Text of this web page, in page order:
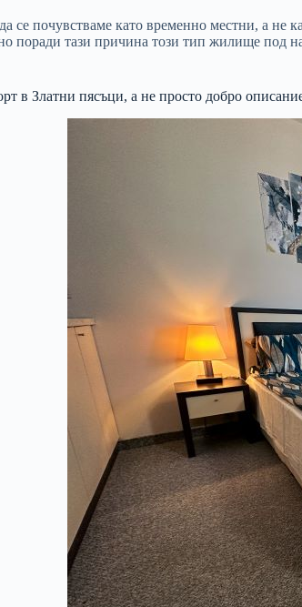
се почувстваме като временно местни, а не
поради тази причина този тип жилище под
в Златни пясъци, а не просто добро